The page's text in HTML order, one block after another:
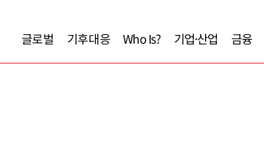
글로벌 기후대응 Who Is? 기업·산업 금융